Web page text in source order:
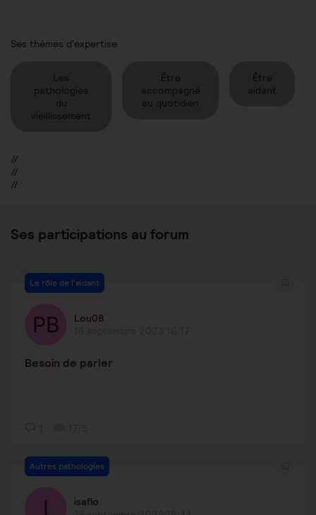
Ses thèmes d'expertise
Les
pathologies
du
vieillissement
Être
accompagné
au quotidien
Être
aidant
//
//
//
Ses participations au forum
Le rôle de l'aidant
Lou08
Besoin de parler
Autres pathologies
isaflo